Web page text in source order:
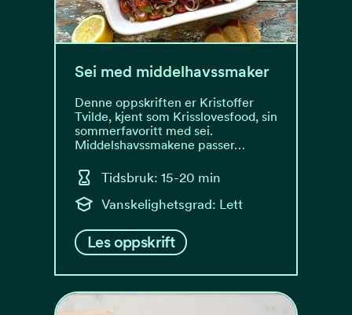
Sei med middelhavssmaker
Denne oppskriften er Kristoffer
Tvilde, kjent som Krisslovesfood, sin
sommerfavoritt med sei.
Middelshavssmakene passer…
Tidsbruk: 15-20 min
Vanskelighetsgrad: Lett
Les oppskrift